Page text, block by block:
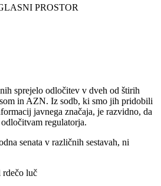
sprejelo odločitev v dveh od štirih
in AZN. Iz sodb, ki smo jih pridobili
javnega značaja, je razvidno, da
regulatorja.
senata v različnih sestavah, ni
rdečo luč